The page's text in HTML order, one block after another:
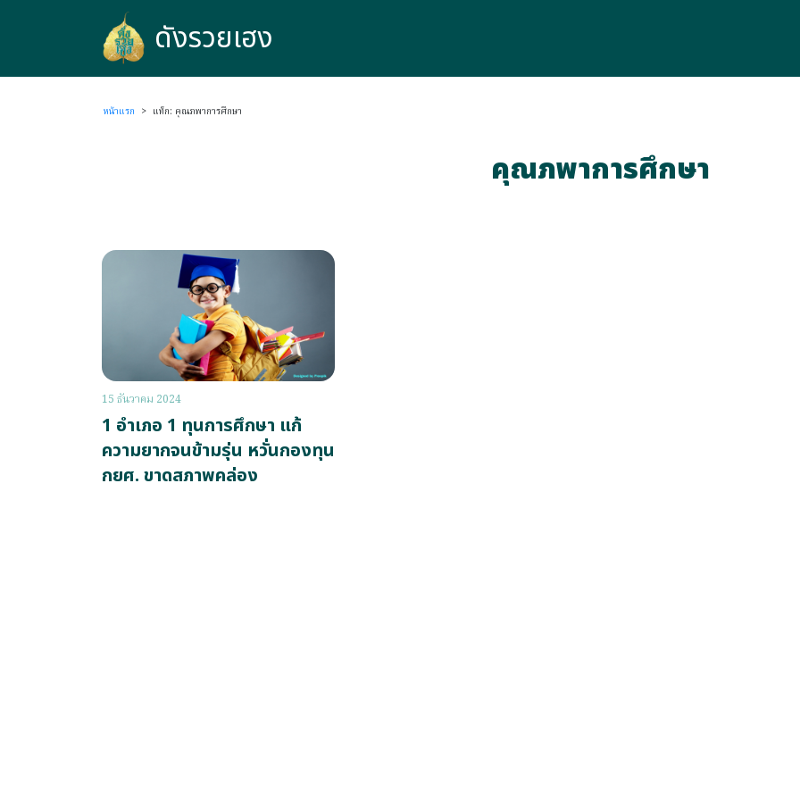
ดังรวยเฮง
หน้าแรก > แท็ก: คุณภพาการศึกษา
คุณภพาการศึกษา
15 ธันวาคม 2024
1 อำเภอ 1 ทุนการศึกษา แก้
ความยากจนข้ามรุ่น หวั่นกองทุน
กยศ. ขาดสภาพคล่อง